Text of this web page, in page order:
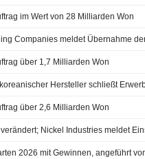
im Wert von 28 Milliarden Won
über 1,7 Milliarden Won
über 2,6 Milliarden Won
2026 mit Gewinnen, angeführt